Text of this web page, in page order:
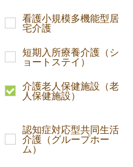
看護小規模多機能型居
宅介護
短期入所療養介護（シ
ョートステイ）
介護老人保健施設（老
人保健施設）
認知症対応型共同生活
介護（グループホー
ム）